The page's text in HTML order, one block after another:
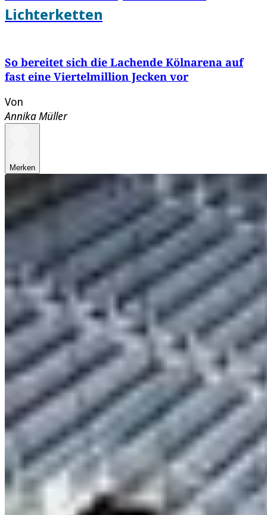
Lichterketten
So bereitet sich die Lachende Kölnarena auf
fast eine Viertelmillion Jecken vor
Von
Annika Müller
Merken